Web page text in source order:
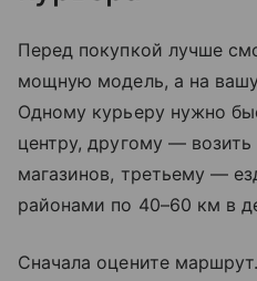
Перед покупкой лучше
мощную модель, а на
Одному курьеру нужно
центру, другому —
магазинов, третьему —
районами по 40–60 км в
Сначала оцените